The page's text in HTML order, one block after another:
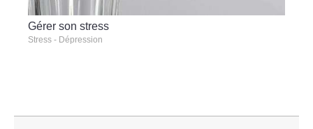
Gérer son stress
Stress - Dépression